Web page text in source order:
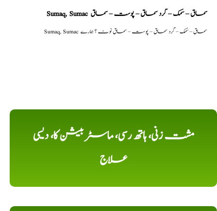
Sumaq, Sumac سماق – سُمک – گرد سماق – پوست – سماق
Sumaq, Sumac سماق – سُمک – گرد سماق – پوست – سماق نوٹ ؟ ہمارے
مشت زنی، ہاتھ رسی، ماسٹر بیشن کا، دیسی
علاج